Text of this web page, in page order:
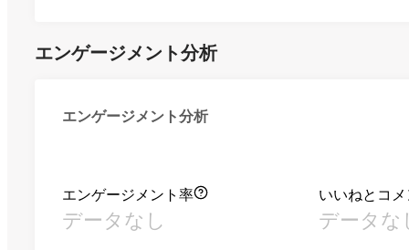
エンゲージメント分析
エンゲージメント分析
エンゲージメント率
データなし
いいねとコ
データな